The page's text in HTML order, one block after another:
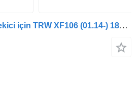
DAF XF106 (2014-) çekici için TRW XF106 (01.14-) 1861579 hidrolik amplifikatör